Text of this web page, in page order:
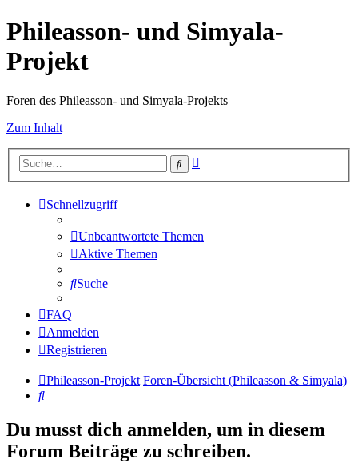
Phileasson- und Simyala-
Projekt
Foren des Phileasson- und Simyala-Projekts
Zum Inhalt
Suche
Schnellzugriff
Unbeantwortete Themen
Aktive Themen
Suche
FAQ
Anmelden
Registrieren
Phileasson-Projekt Foren-Übersicht (Phileasson & Simyala)
Suche
Du musst dich anmelden, um in diesem
Forum Beiträge zu schreiben.